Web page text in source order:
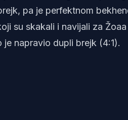
pa je perfektnom
su skakali i navijali za
napravio dupli brejk (4:1).